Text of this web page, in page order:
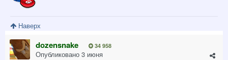
Наверх
dozensnake 34 958
Опубликовано 3 июня